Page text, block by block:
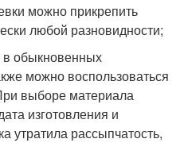
можно прикрепить
любой разновидности;
обыкновенных
можно воспользоваться
выборе материала
изготовления и
утратила рассыпчатость,